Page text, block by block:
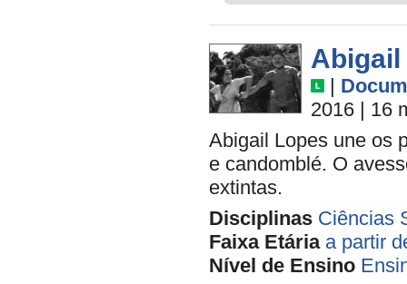
Abigail
|
2016 | 16
Abigail Lopes une os
e candomblé. O
extintas.
Disciplinas Ciências
Faixa Etária a partir
Nível de Ensino